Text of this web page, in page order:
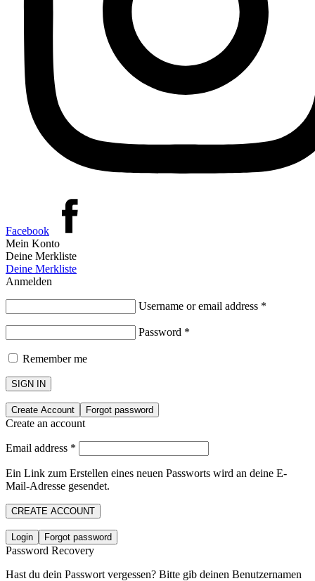
Facebook
Mein Konto
Deine Merkliste
Deine Merkliste
Anmelden
Username or email address *
Password *
Remember me
SIGN IN
Create Account Forgot password
Create an account
Email address *
Ein Link zum Erstellen eines neuen Passworts wird an deine E-
Mail-Adresse gesendet.
CREATE ACCOUNT
Login Forgot password
Password Recovery
Hast du dein Passwort vergessen? Bitte gib deinen Benutzernamen